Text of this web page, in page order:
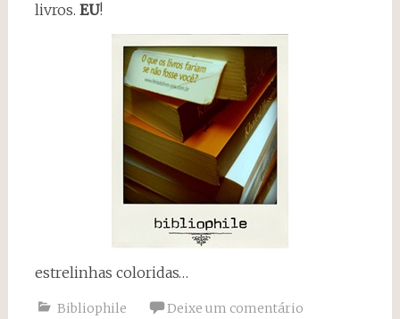
livros. EU!
estrelinhas coloridas…
Bibliophile Deixe um comentário